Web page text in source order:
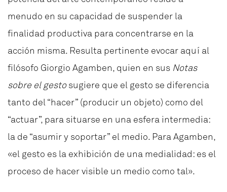
menudo en su capacidad de suspender la
finalidad productiva para concentrarse en la
acción misma. Resulta pertinente evocar aquí al
filósofo Giorgio Agamben, quien en sus Notas
sobre el gestosugiere que el gesto se diferencia
tanto del “hacer” (producir un objeto) como del
“actuar”, para situarse en una esfera intermedia:
la de “asumir y soportar” el medio. Para Agamben,
«el gesto es la exhibición de una medialidad: es el
proceso de hacer visible un medio como tal».